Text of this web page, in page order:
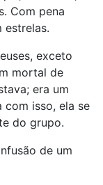
Com pena
estrelas.
exceto
mortal de
era um
com isso, ela se
do grupo.
de um